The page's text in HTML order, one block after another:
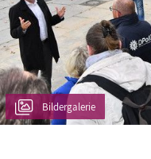
Bildergalerie